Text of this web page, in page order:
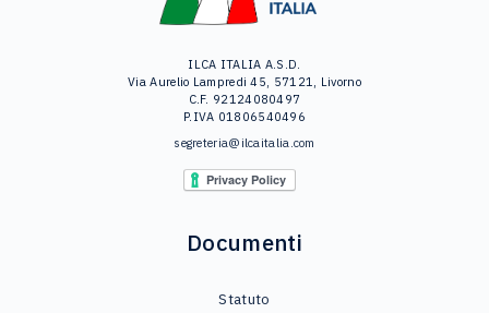
ILCA ITALIA A.S.D.
Via Aurelio Lampredi 45, 57121, Livorno
C.F. 92124080497
P.IVA 01806540496
segreteria@ilcaitalia.com
Documenti
Statuto